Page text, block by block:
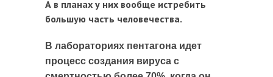
А в планах у них вообще истребить
большую часть человечества.
В лабораториях пентагона идет
процесс создания вируса с